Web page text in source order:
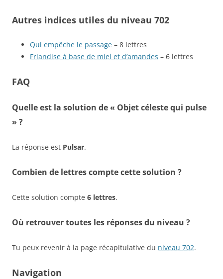
Autres indices utiles du niveau 702
Qui empêche le passage – 8 lettres
Friandise à base de miel et d’amandes – 6 lettres
FAQ
Quelle est la solution de « Objet céleste qui pulse
» ?
La réponse est Pulsar.
Combien de lettres compte cette solution ?
Cette solution compte 6 lettres.
Où retrouver toutes les réponses du niveau ?
Tu peux revenir à la page récapitulative du niveau 702.
Navigation